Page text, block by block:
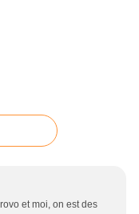
et moi, on est des